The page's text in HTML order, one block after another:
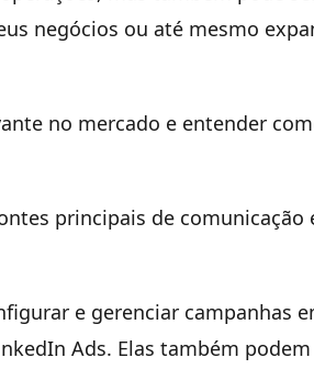
negócios ou até mesmo
no mercado e entender
principais de comunicação
e gerenciar campanhas
Ads. Elas também podem